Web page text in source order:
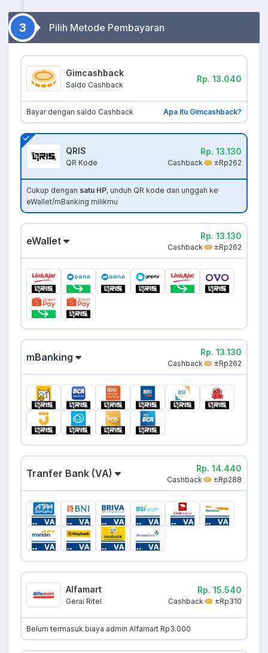
3 Pilih Metode Pembayaran
Gimcashback
Saldo Cashback
Rp. 13.040
Bayar dengan saldo Cashback Apa itu Gimcashback?
QRIS
QR Kode
Rp. 13.130
Cashback ±Rp262
Cukup dengan satu HP, unduh QR kode dan unggah ke
eWallet/mBanking milikmu
eWallet Rp. 13.130
Cashback ±Rp262
mBanking Rp. 13.130
Cashback ±Rp262
Tranfer Bank (VA) Rp. 14.440
Cashback ±Rp288
Alfamart
Gerai Ritel
Rp. 15.540
Cashback ±Rp310
Belum termasuk biaya admin Alfamart Rp3.000